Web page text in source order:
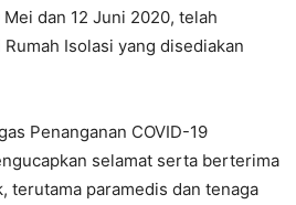
dan 12 Juni 2020, telah
Isolasi yang disediakan
Penanganan COVID-19
selamat serta berterima
terutama paramedis dan tenaga